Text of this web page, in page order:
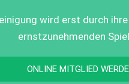
wird erst durch
ernstzunehmenden
ONLINE MITGLIED